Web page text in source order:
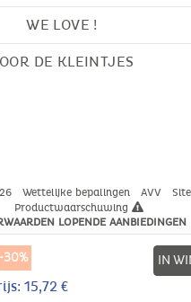
30% IN
15,72 €
CONTACTEER ONS
AVV
ONZE WAARDEN
ONS VERHAAL
WE LOVE !
BORDUURWERK
DE KLEINTJES
Wettelijke bepalingen AVV
Productwaarschuwing
LOPENDE AANBIEDINGEN